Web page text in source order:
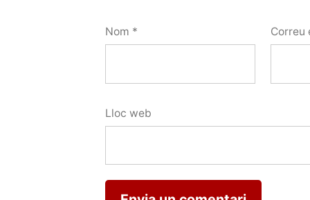
Nom * Correu
Lloc web